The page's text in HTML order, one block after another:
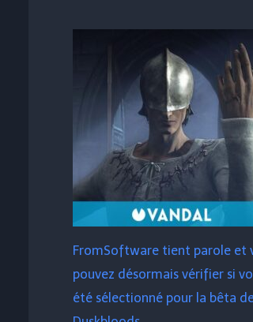
FromSoftware tient parole et
pouvez désormais vérifier si
été sélectionné pour la bêta